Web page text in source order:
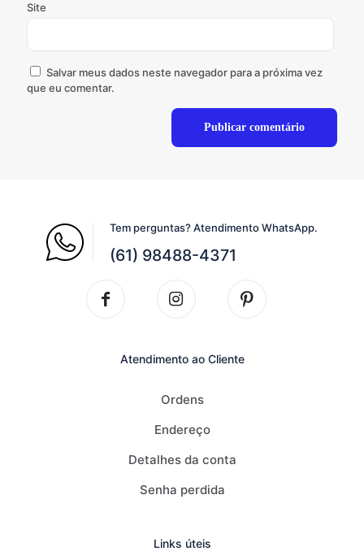
Site
Salvar meus dados neste navegador para a próxima vez
que eu comentar.
Tem perguntas? Atendimento WhatsApp.
(61) 98488-4371
Atendimento ao Cliente
Ordens
Endereço
Detalhes da conta
Senha perdida
Links úteis